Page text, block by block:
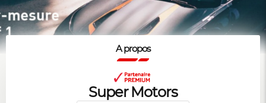
A propos
Super Motors